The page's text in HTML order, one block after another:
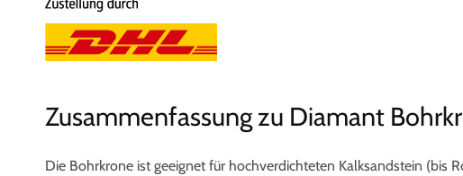
Zusammenfassung zu Diamant
Die Bohrkrone ist geeignet für hochverdichteten Kalksandstein (bis